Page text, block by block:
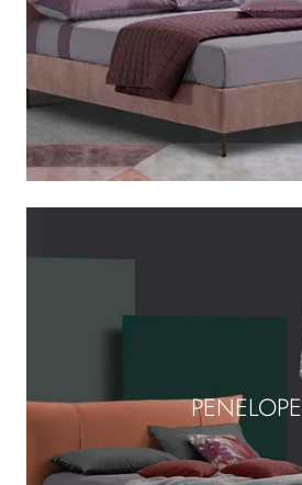
PENELOPE